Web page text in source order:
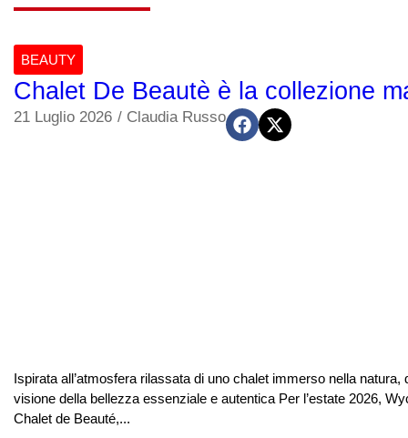
BEAUTY
Chalet De Beautè è la collezione
21 Luglio 2026 / Claudia Russo
Ispirata all’atmosfera rilassata di uno chalet immerso nella
visione della bellezza essenziale e autentica Per l’estate 2026,
Chalet de Beauté,...